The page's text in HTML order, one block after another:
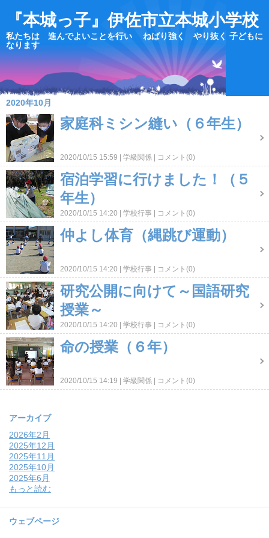
『本城っ子』伊佐市立本城小学校
私たちは 進んでよいことを行い ねばり強く やり抜く 子どもに
なります
2020年10月
家庭科ミシン縫い（６年生）
2020/10/15 15:59 学級関係 コメント(0)
宿泊学習に行けました！（５
年生）
2020/10/15 14:20 学校行事 コメント(0)
仲よし体育（縄跳び運動）
2020/10/15 14:20 学校行事 コメント(0)
研究公開に向けて～国語研究
授業～
2020/10/15 14:20 学校行事 コメント(0)
命の授業（６年）
2020/10/15 14:19 学級関係 コメント(0)
アーカイブ
2026年2月
2025年12月
2025年11月
2025年10月
2025年6月
もっと読む
ウェブページ